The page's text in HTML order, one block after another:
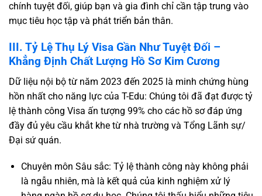
chính tuyệt đối, giúp bạn và gia đình chỉ cần tập trung vào
mục tiêu học tập và phát triển bản thân.
III. Tỷ Lệ Thụ Lý Visa Gần Như Tuyệt Đối –
Khẳng Định Chất Lượng Hồ Sơ Kim Cương
Dữ liệu nội bộ từ năm 2023 đến 2025 là minh chứng hùng
hồn nhất cho năng lực của T-Edu: Chúng tôi đã đạt được tỷ
lệ thành công Visa ấn tượng 99% cho các hồ sơ đáp ứng
đầy đủ yêu cầu khắt khe từ nhà trường và Tổng Lãnh sự/
Đại sứ quán.
Chuyên môn Sâu sắc: Tỷ lệ thành công này không phải
là ngẫu nhiên, mà là kết quả của kinh nghiệm xử lý